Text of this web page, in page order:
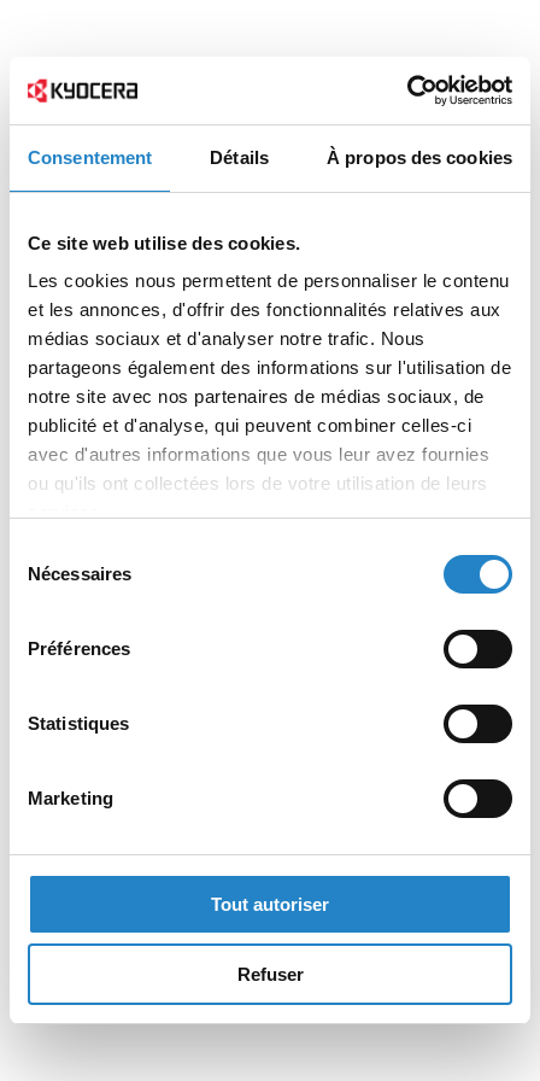
Consentement Détails À propos des cookies
Ce site web utilise des cookies.
Les cookies nous permettent de personnaliser le contenu
et les annonces, d'offrir des fonctionnalités relatives aux
médias sociaux et d'analyser notre trafic. Nous
partageons également des informations sur l'utilisation de
notre site avec nos partenaires de médias sociaux, de
publicité et d'analyse, qui peuvent combiner celles-ci
avec d'autres informations que vous leur avez fournies
ou qu'ils ont collectées lors de votre utilisation de leurs
Nécessaires
Préférences
Statistiques
Marketing
Tout autoriser
Refuser